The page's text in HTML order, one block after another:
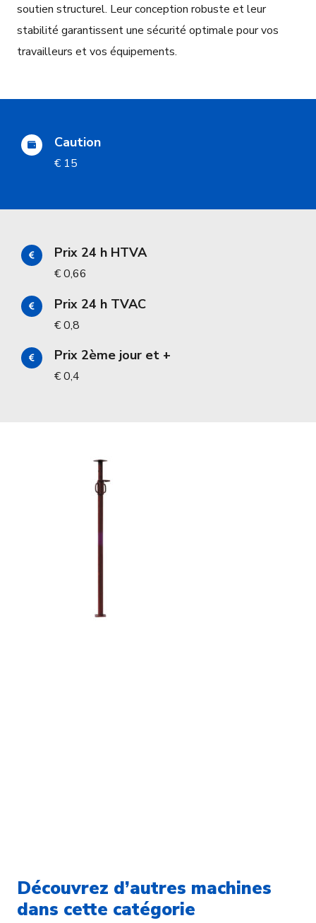
soutien structurel. Leur conception robuste et leur
stabilité garantissent une sécurité optimale pour vos
travailleurs et vos équipements.
Caution
€ 15
Prix 24 h HTVA
€ 0,66
Prix 24 h TVAC
€ 0,8
Prix 2ème jour et +
€ 0,4
Découvrez d’autres machines
dans cette catégorie